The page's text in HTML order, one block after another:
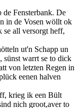
Fensterbank. De
in de Vosen wöllt ok
se all versorgt heff,
ut'n Schapp un
warrt se to dick
von letzten Regen in
eenen halven
krieg ik een Bült
nich groot,aver to